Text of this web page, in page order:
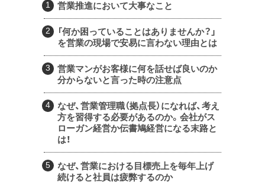
営業推進において大事なこと
「何か困っていることはありませんか？」
を営業の現場で安易に言わない理由とは
営業マンがお客様に何を話せば良いのか
分からないと言った時の注意点
なぜ、営業管理職（拠点長）になれば、考え
方を習得する必要があるのか。会社がス
ローガン経営か伝書鳩経営になる末路と
は！
なぜ、営業における目標売上を毎年上げ
続けると社員は疲弊するのか